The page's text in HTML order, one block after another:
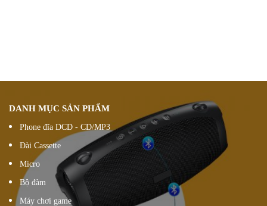
DANH MỤC SẢN PHẨM
Phone đĩa DCD - CD/MP3
Đài Cassette
Micro
Bộ đàm
Máy chơi game